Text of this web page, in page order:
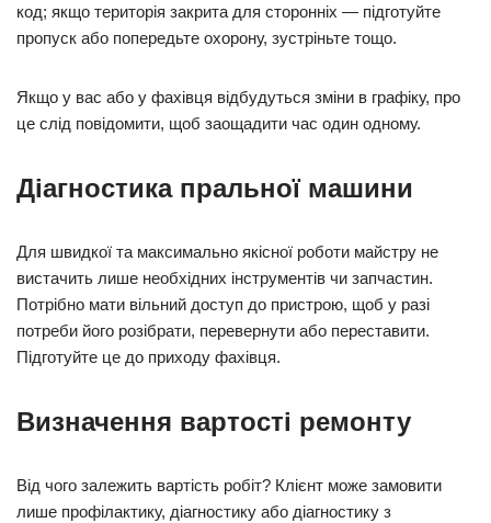
код; якщо територія закрита для сторонніх — підготуйте
пропуск або попередьте охорону, зустріньте тощо.
Якщо у вас або у фахівця відбудуться зміни в графіку, про
це слід повідомити, щоб заощадити час один одному.
Діагностика пральної машини
Для швидкої та максимально якісної роботи майстру не
вистачить лише необхідних інструментів чи запчастин.
Потрібно мати вільний доступ до пристрою, щоб у разі
потреби його розібрати, перевернути або переставити.
Підготуйте це до приходу фахівця.
Визначення вартості ремонту
Від чого залежить вартість робіт? Клієнт може замовити
лише профілактику, діагностику або діагностику з